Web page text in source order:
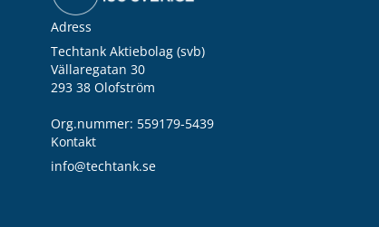
Adress
Techtank Aktiebolag (svb)
Vällaregatan 30
293 38 Olofström
Org.nummer: 559179-5439
Kontakt
info@techtank.se